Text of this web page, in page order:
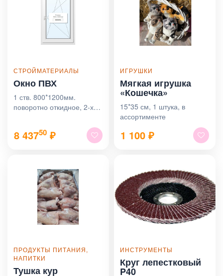
СТРОЙМАТЕРИАЛЫ
Окно ПВХ
1 ств. 800*1200мм.
поворотно откидное, 2-х
8 43750 ₽
ИГРУШКИ
Мягкая игрушка
«Кошечка»
15*35 см, 1 штука, в
ассортименте
1 100 ₽
ПРОДУКТЫ ПИТАНИЯ,
НАПИТКИ
Тушка кур
ИНСТРУМЕНТЫ
Круг лепестковый
P40